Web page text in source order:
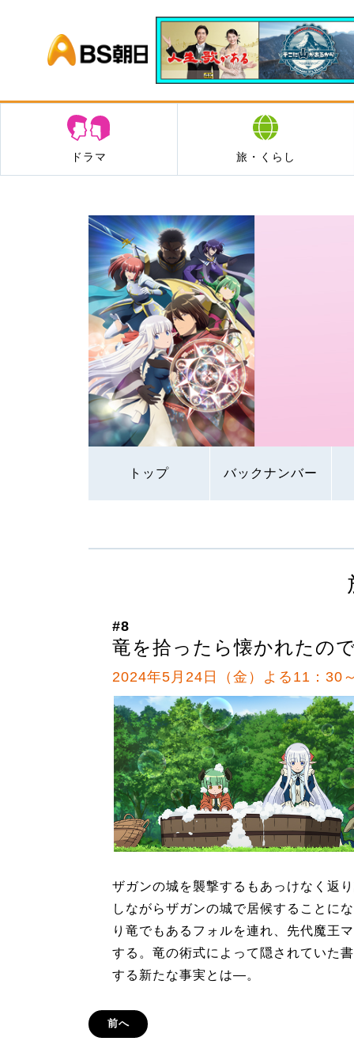
BS朝日
ドラマ 旅・くらし
トップ バックナンバー
#8
竜を拾ったら懐かれたの
2024年5月24日（金）よる11：30
ザガンの城を襲撃するもあっけなく返
しながらザガンの城で居候することに
り竜でもあるフォルを連れ、先代魔王
する。竜の術式によって隠されていた
する新たな事実とは―。
前へ